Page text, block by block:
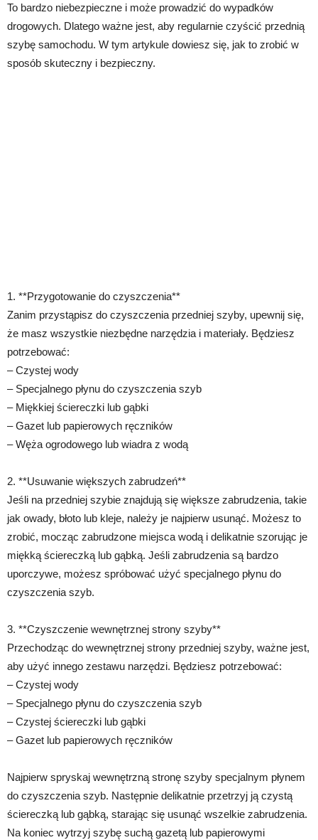
To bardzo niebezpieczne i może prowadzić do wypadków
drogowych. Dlatego ważne jest, aby regularnie czyścić przednią
szybę samochodu. W tym artykule dowiesz się, jak to zrobić w
sposób skuteczny i bezpieczny.
1. **Przygotowanie do czyszczenia**
Zanim przystąpisz do czyszczenia przedniej szyby, upewnij się,
że masz wszystkie niezbędne narzędzia i materiały. Będziesz
potrzebować:
– Czystej wody
– Specjalnego płynu do czyszczenia szyb
– Miękkiej ściereczki lub gąbki
– Gazet lub papierowych ręczników
– Węża ogrodowego lub wiadra z wodą
2. **Usuwanie większych zabrudzeń**
Jeśli na przedniej szybie znajdują się większe zabrudzenia, takie
jak owady, błoto lub kleje, należy je najpierw usunąć. Możesz to
zrobić, mocząc zabrudzone miejsca wodą i delikatnie szorując je
miękką ściereczką lub gąbką. Jeśli zabrudzenia są bardzo
uporczywe, możesz spróbować użyć specjalnego płynu do
czyszczenia szyb.
3. **Czyszczenie wewnętrznej strony szyby**
Przechodząc do wewnętrznej strony przedniej szyby, ważne jest,
aby użyć innego zestawu narzędzi. Będziesz potrzebować:
– Czystej wody
– Specjalnego płynu do czyszczenia szyb
– Czystej ściereczki lub gąbki
– Gazet lub papierowych ręczników
Najpierw spryskaj wewnętrzną stronę szyby specjalnym płynem
do czyszczenia szyb. Następnie delikatnie przetrzyj ją czystą
ściereczką lub gąbką, starając się usunąć wszelkie zabrudzenia.
Na koniec wytrzyj szybę suchą gazetą lub papierowymi